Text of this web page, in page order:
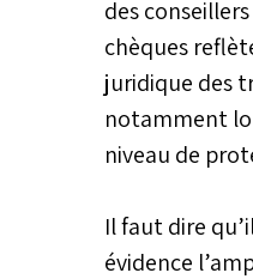
des
chèques
juridique des
notamment
niveau de
Il faut dire
évidence